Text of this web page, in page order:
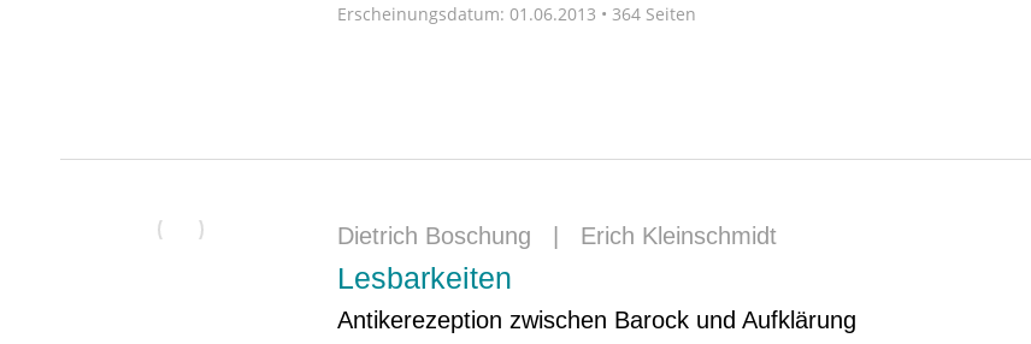
Erscheinungsdatum: 01.06.2013 • 364 Seiten
Dietrich Boschung Erich Kleinschmidt
Lesbarkeiten
Antikerezeption zwischen Barock und Aufklärung